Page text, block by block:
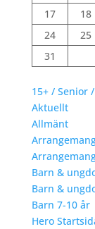
17
18
24
25
31
15+ / Senior
Aktuellt
Allmänt
Barn &
Barn &
Barn 7-10 år
Hero